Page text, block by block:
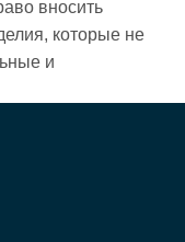
вносить
которые не
и